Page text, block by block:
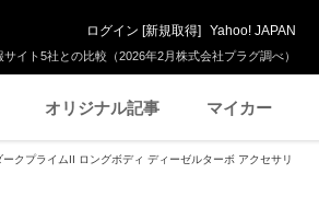
イト5社との比較（2026年2月株式会社プラグ調べ）
ログイン [新規取得] Yahoo! JAPAN
オリジナル記事 マイカー
クプライムII ロングボディ ディーゼルターボ アクセサリ